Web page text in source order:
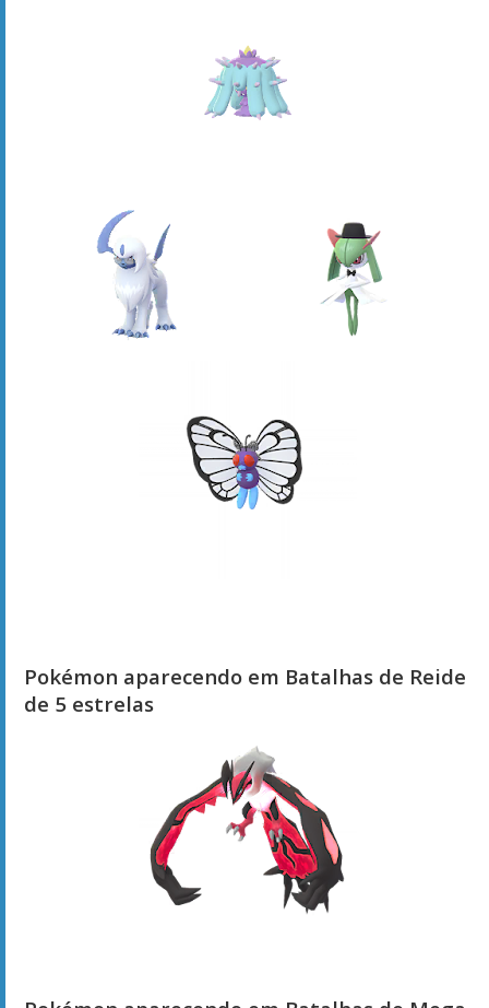
Pokémon aparecendo em Batalhas de Reide
de 5 estrelas